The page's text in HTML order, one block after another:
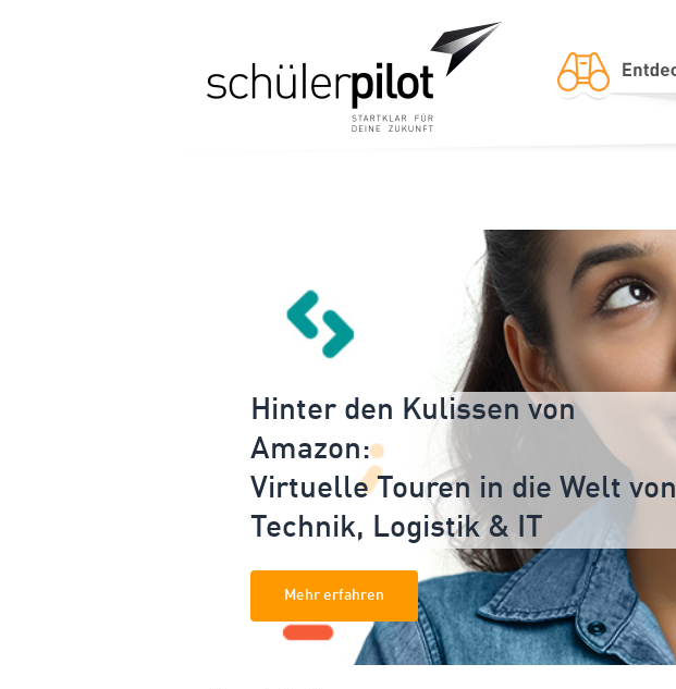
Hinter den Kulissen von
Amazon:
Virtuelle Touren in die Welt von
Technik, Logistik & IT
Mehr erfahren